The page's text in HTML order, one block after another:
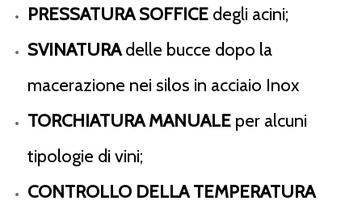
PRESSATURA SOFFICE degli acini;
SVINATURAdelle bucce dopo la
macerazione nei silos in acciaio Inox
TORCHIATURA MANUALE per alcuni
tipologie di vini;
CONTROLLO DELLA TEMPERATURA